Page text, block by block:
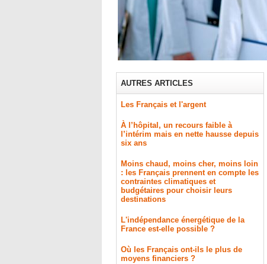
AUTRES ARTICLES
Les Français et l'argent
À l’hôpital, un recours faible à
l’intérim mais en nette hausse depuis
six ans
Moins chaud, moins cher, moins loin
: les Français prennent en compte les
contraintes climatiques et
budgétaires pour choisir leurs
destinations
L'indépendance énergétique de la
France est-elle possible ?
Où les Français ont-ils le plus de
moyens financiers ?